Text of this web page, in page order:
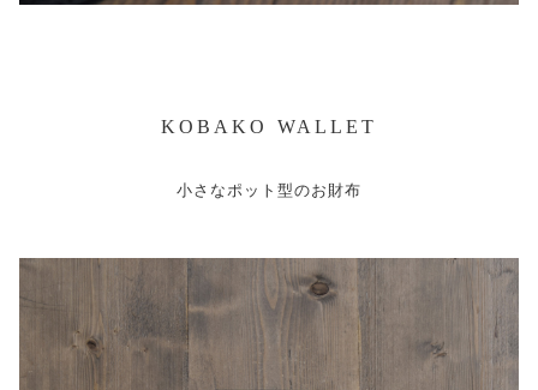
KOBAKO WALLET
小さなポット型のお財布